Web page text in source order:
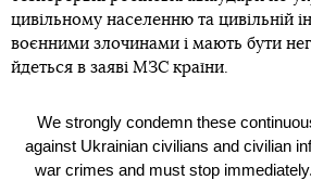
цивільному населенню та цивільній
воєнними злочинами і мають бути
йдеться в заяві МЗС країни.
We strongly condemn these
against Ukrainian civilians and civilian
war crimes and must stop